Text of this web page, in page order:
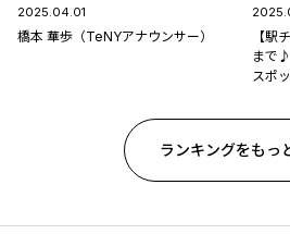
2025.04.01
橋本 華歩（TeNYアナウンサー）
【駅
まで
スポ
ランキングをもっ